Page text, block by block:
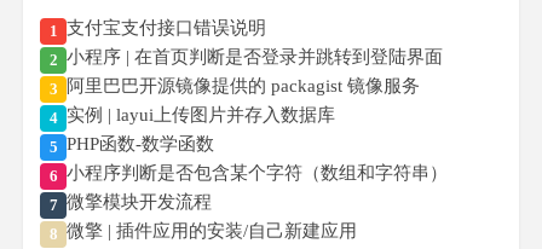
1 支付宝支付接口错误说明
2 小程序 | 在首页判断是否登录并跳转到登陆界面
3 阿里巴巴开源镜像提供的 packagist 镜像服务
4 实例 | layui上传图片并存入数据库
5 PHP函数-数学函数
6 小程序判断是否包含某个字符（数组和字符串）
7 微擎模块开发流程
8 微擎 | 插件应用的安装/自己新建应用